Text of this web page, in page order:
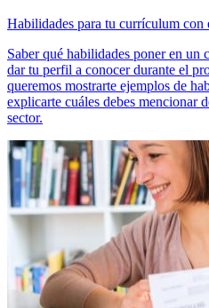
Habilidades para tu currículum con
Saber qué habilidades poner en un
dar tu perfil a conocer durante el
queremos mostrarte ejemplos de
explicarte cuáles debes mencionar
sector.